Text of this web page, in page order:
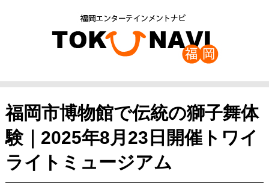
福岡市博物館で伝統の獅子舞体
験｜2025年8月23日開催トワイ
ライトミュージアム